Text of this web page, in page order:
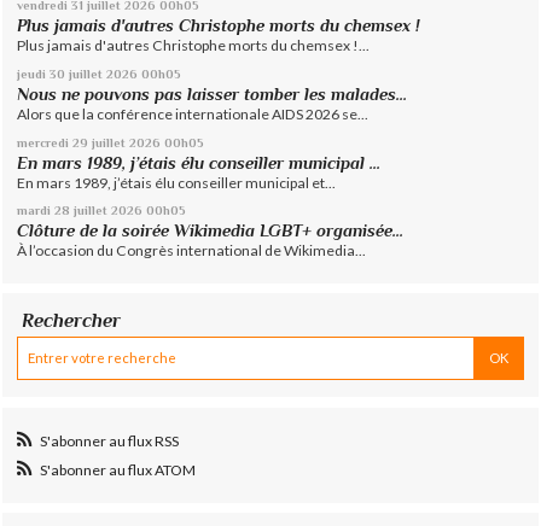
vendredi 31 juillet 2026 00h05
Plus jamais d'autres Christophe morts du chemsex !
Plus jamais d'autres Christophe morts du chemsex !...
jeudi 30 juillet 2026 00h05
Nous ne pouvons pas laisser tomber les malades...
Alors que la conférence internationale AIDS 2026 se...
mercredi 29 juillet 2026 00h05
En mars 1989, j’étais élu conseiller municipal ...
En mars 1989, j’étais élu conseiller municipal et...
mardi 28 juillet 2026 00h05
Clôture de la soirée Wikimedia LGBT+ organisée...
À l’occasion du Congrès international de Wikimedia...
Rechercher
S'abonner au flux RSS
S'abonner au flux ATOM